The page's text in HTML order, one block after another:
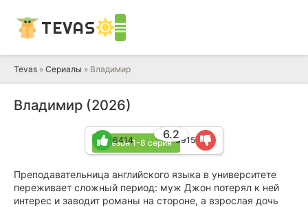
TEVAS
Tevas » Сериалы » Владимир
Владимир (2026)
1 сезон 1-8 серия
6.2
6414 3915
Преподавательница английского языка в университете
переживает сложный период: муж Джон потерял к ней
интерес и заводит романы на стороне, а взрослая дочь